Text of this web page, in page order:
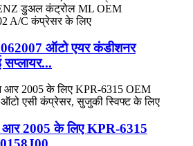
ऑटो एयर कंडीशनर
2005 के लिए KPR-6315